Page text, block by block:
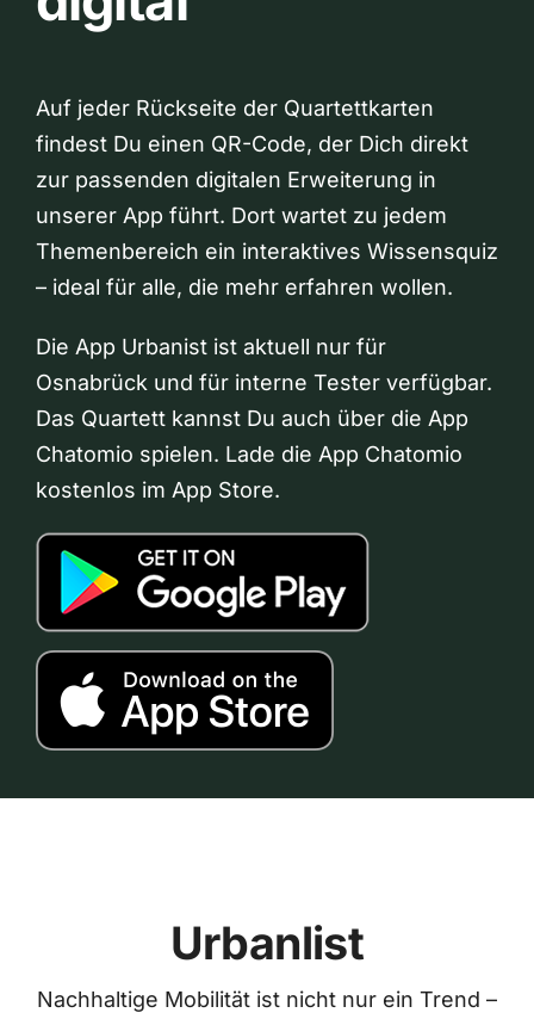
Auf jeder Rückseite der Quartettkarten
findest Du einen QR-Code, der Dich direkt
zur passenden digitalen Erweiterung in
unserer App führt. Dort wartet zu jedem
Themenbereich ein interaktives Wissensquiz
– ideal für alle, die mehr erfahren wollen.
Die App Urbanist ist aktuell nur für
Osnabrück und für interne Tester verfügbar.
Das Quartett kannst Du auch über die App
Chatomio spielen. Lade die App Chatomio
kostenlos im App Store.
Urbanlist
Nachhaltige Mobilität ist nicht nur ein Trend –